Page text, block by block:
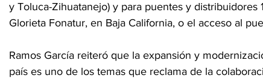
y Toluca-Zihuatanejo) y para puentes y distribuidores
Glorieta Fonatur, en Baja California, o el acceso al
Ramos García reiteró que la expansión y
país es uno de los temas que reclama de la